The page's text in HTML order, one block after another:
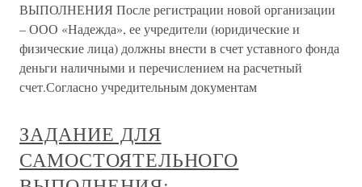
ВЫПОЛНЕНИЯ После регистрации новой организации
– ООО «Надежда», ее учредители (юридические и
физические лица) должны внести в счет уставного фонда
деньги наличными и перечислением на расчетный
счет.Согласно учредительным документам
ЗАДАНИЕ ДЛЯ
САМОСТОЯТЕЛЬНОГО